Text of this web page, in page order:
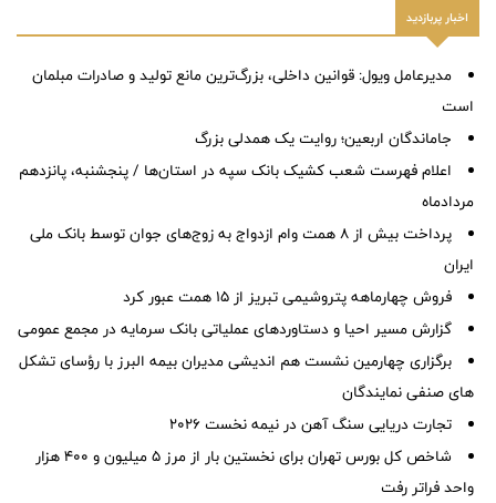
اخبار پربازدید
مدیرعامل ویول: قوانین داخلی، بزرگ‌ترین مانع تولید و صادرات مبلمان
است
جاماندگان اربعین؛ روایت یک همدلی بزرگ
اعلام فهرست شعب کشیک بانک سپه در استان‌ها / پنجشنبه، پانزدهم
مردادماه
پرداخت بیش از ۸ همت وام ازدواج به زوج‌های جوان توسط بانک ملی
ایران
فروش چهارماهه پتروشیمی تبریز از ۱۵ همت عبور کرد
گزارش مسیر احیا و دستاوردهای عملیاتی بانک سرمایه در مجمع عمومی
برگزاری چهارمین نشست هم اندیشی مدیران بیمه البرز با رؤسای تشکل
های صنفی نمایندگان
تجارت دریایی سنگ آهن در نیمه نخست ۲۰۲۶
شاخص کل بورس تهران برای نخستین بار از مرز ۵ میلیون و ۴۰۰ هزار
واحد فراتر رفت